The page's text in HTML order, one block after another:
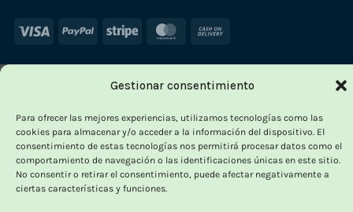
Gestionar consentimiento
Para ofrecer las mejores experiencias, utilizamos tecnologías como las
cookies para almacenar y/o acceder a la información del dispositivo. El
consentimiento de estas tecnologías nos permitirá procesar datos como el
comportamiento de navegación o las identificaciones únicas en este sitio.
No consentir o retirar el consentimiento, puede afectar negativamente a
ciertas características y funciones.
Visa PayPal Stripe MasterCard